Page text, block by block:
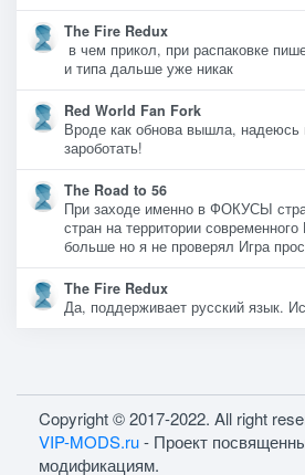
The Fire Redux
в чем прикол, при распаковке
и типа дальше уже никак
Red World Fan Fork
Вроде как обнова вышла, надеюсь
зароботать!
The Road to 56
При заходе именно в ФОКУСЫ
стран на территории
больше но я не проверял Игра
The Fire Redux
Да, поддерживает русский язык.
Copyright © 2017-2022. All right
VIP-MODS.ru- Проект
модификациям.